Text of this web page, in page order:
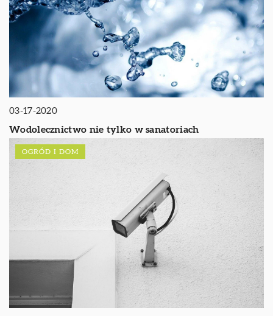
03-17-2020
Wodolecznictwo nie tylko w sanatoriach
OGRÓD I DOM